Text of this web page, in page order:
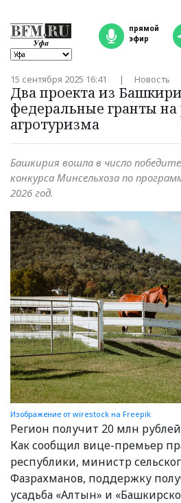
прямой
эфир
15 сентября 2025 16:41 Новость
Два проекта из
федеральные гранты на
агротуризма
Башкирия вошла в число
конкурса Минсельхоза по
2026 год.
Изображение от wirestock на Freepik
Регион получит 20 млн
Как сообщил вице-премьер
республики, министр
Фазрахманов, поддержку
усадьба «Алтын» и